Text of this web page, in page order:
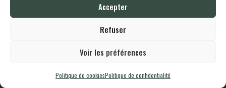
Accepter
Refuser
Voir les préférences
Politique de cookiesPolitique de confidentialité
English Français